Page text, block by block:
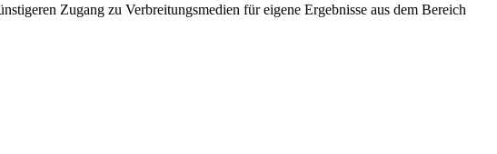
Zugang zu Verbreitungsmedien für eigene Ergebnisse aus dem Bereich